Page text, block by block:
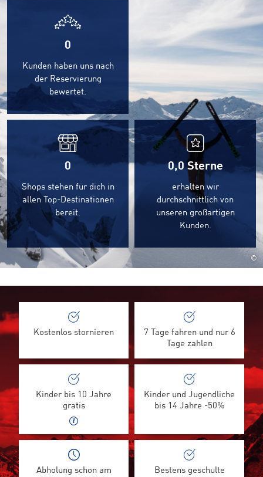
0
Kunden haben uns nach
der Reservierung
bewertet.
0
Shops stehen für dich in
allen Top-Destinationen
bereit.
0,0Sterne
erhalten wir
durchschnittlich von
unseren großartigen
Kunden.
©
Kostenlos stornieren
7 Tage fahren und nur 6
Tage zahlen
Kinder bis 10 Jahre
gratis
Kinder und Jugendliche
bis 14 Jahre -50%
Abholung schon am
Bestens geschulte